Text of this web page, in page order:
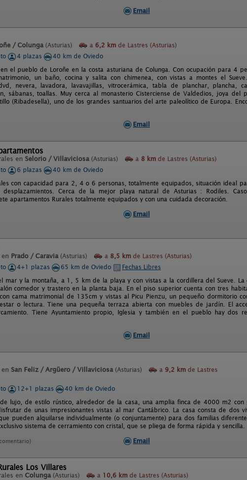
Email
/ Colunga (Asturias) a 6,2 km de Lastres (Asturias)
4 plazas
40 km de Oviedo
el pueblo de Loroñe en la costa asturiana de Colunga. Con ocupación para 4
un baño, cocina y salita con chimenea, con vistas a montes el
nevera, lavadora, lavavajillas, vitrocerámica, tabla de planchar, plancha,
sábanas, toallas. Muy cerca al monasterio Cisterciense de Valdedios, joya del
(Ribadesella), uno de los grandes santuarios del arte paleolítico de Europa.
Email
en Selorio / Villaviciosa (Asturias) a 8 km de Lastres (Asturias)
6 plazas
40 km de Oviedo
con capacidad para 2, 4 o 6 personas, totalmente equipados, situación ideal
desplazamientos. Cerca de la mejor playa natural de Asturias : Rodiles.
apartamentos Rurales totalmente equipados y con una cuidada decoración.
Email
Prado / Caravia (Asturias) a 8,5 km de Lastres (Asturias)
4+1 plazas 65 km de Oviedo
Fechas Libres
mar y la montaña, a 1, 5 km de la playa y con vistas a la cordillera del Sueve. La
comedor y trastero en la planta baja. En el piso superior cuenta con tres
cama matrimonial de 135cm y vistas al Picu Pienzu, un pequeño dormitorio
o lectura. Tiene una pequeña terraza abierta con muebles de jardín. El
Tiene Ayuntamiento propio, Iglesia y también en el pueblo hay dos
Email
San Feliz / Argüero / Villaviciosa (Asturias) a 9,2 km de Lastres
12+1 plazas
40 km de Oviedo
lujo, de estilo rústico, alrededor de la casa, una amplia finca de 4000 m2
de unas impresionantes vistas al mar Cantábrico. La casa consta de dos
pueden alquilarse individualmente (o conjuntamente) para dos familias
sistema de cerramiento con cristal, que se pliega de forma rápida y sencilla.
Email
Los Villares
en Colunga (Asturias) a 10,6 km de Lastres (Asturias)